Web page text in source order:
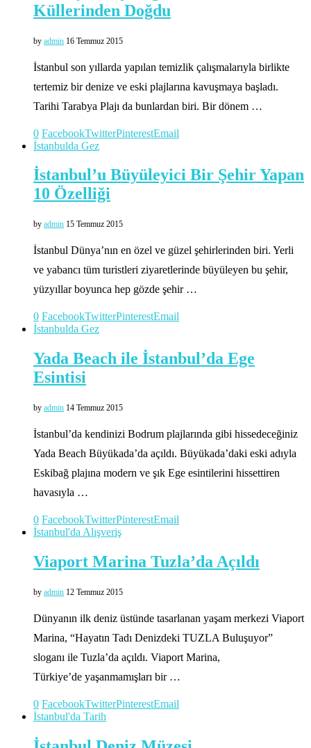
Küllerinden Doğdu
by admin 16 Temmuz 2015
İstanbul son yıllarda yapılan temizlik çalışmalarıyla birlikte
tertemiz bir denize ve eski plajlarına kavuşmaya başladı.
Tarihi Tarabya Plajı da bunlardan biri. Bir dönem …
0 FacebookTwitterPinterestEmail
İstanbulda Gez
İstanbul’u Büyüleyici Bir Şehir Yapan
10 Özelliği
by admin 15 Temmuz 2015
İstanbul Dünya’nın en özel ve güzel şehirlerinden biri. Yerli
ve yabancı tüm turistleri ziyaretlerinde büyüleyen bu şehir,
yüzyıllar boyunca hep gözde şehir …
0 FacebookTwitterPinterestEmail
İstanbulda Gez
Yada Beach ile İstanbul’da Ege
Esintisi
by admin 14 Temmuz 2015
İstanbul’da kendinizi Bodrum plajlarında gibi hissedeceğiniz
Yada Beach Büyükada’da açıldı. Büyükada’daki eski adıyla
Eskibağ plajına modern ve şık Ege esintilerini hissettiren
havasıyla …
0 FacebookTwitterPinterestEmail
İstanbul'da Alışveriş
Viaport Marina Tuzla’da Açıldı
by admin 12 Temmuz 2015
Dünyanın ilk deniz üstünde tasarlanan yaşam merkezi Viaport
Marina, “Hayatın Tadı Denizdeki TUZLA Buluşuyor”
sloganı ile Tuzla’da açıldı. Viaport Marina,
Türkiye’de yaşanmamışları bir …
0 FacebookTwitterPinterestEmail
İstanbul'da Tarih